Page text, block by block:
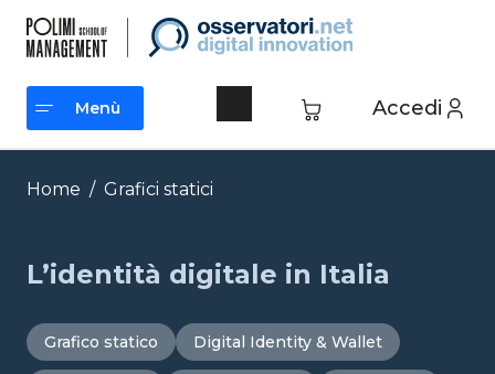
contenuto
Accedi
Menù
Menù
Home / Grafici statici
L’identità digitale in Italia
Grafico statico Digital Identity & Wallet